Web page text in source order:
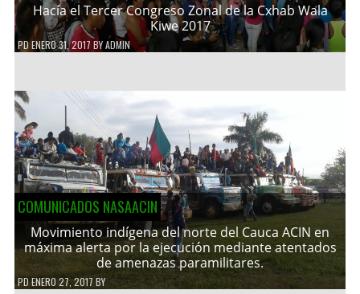
Hacía el Tercer Congreso Zonal de la Cxhab Wala
Kiwe 2017
PDENERO 31, 2017 BYADMIN
COMUNICADOS NASAACIN
Movimiento indígena del norte del Cauca ACIN en
máxima alerta por la ejecución mediante atentados
de amenazas paramilitares.
PDENERO 27, 2017 BY